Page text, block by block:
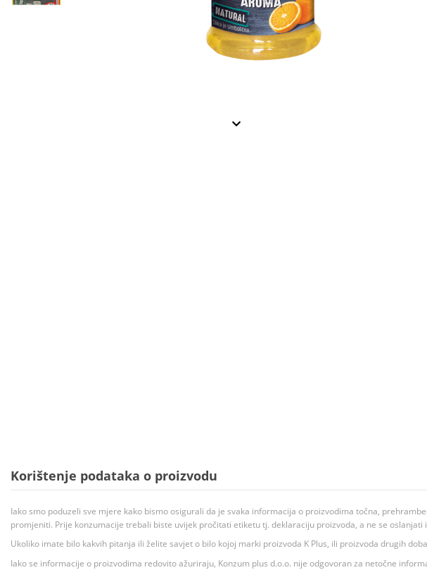
Korištenje podataka o proizvodu
Iako smo poduzeli sve mjere kako bismo osigurali da je svaka informacija o proizvodima točna,
promjeniti. Prije konzumacije trebali biste uvijek pročitati etiketu tj. deklaraciju proizvoda, a ne se
Ukoliko imate bilo kakvih pitanja ili želite savjet o bilo kojoj marki proizvoda K Plus, ili proizvoda drugih
Iako se informacije o proizvodima redovito ažuriraju, Konzum plus d.o.o. nije odgovoran za netočne